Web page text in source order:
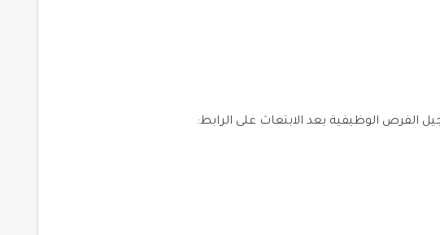
الوظيفية بعد الابتعاث على الرابط: